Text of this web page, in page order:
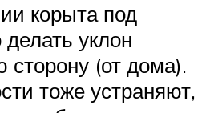
корыта под
уклон
(от дома).
тоже устраняют,